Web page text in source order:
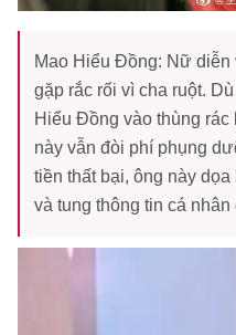
Mao Hiểu Đồng: Nữ
gặp rắc rối vì cha ruột.
Hiểu Đồng vào thùng
này vẫn đòi phí phụng
tiền thất bại, ông này
và tung thông tin cá